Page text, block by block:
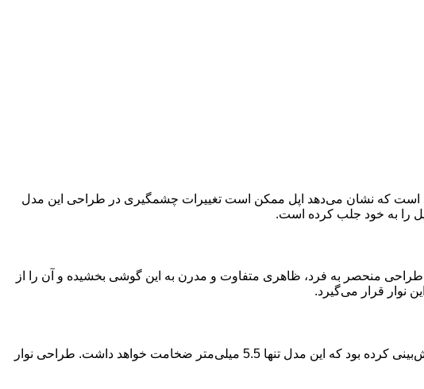
شده در فضای مجازی، تصویری از طراحی احتمالی آیفون 17 ایر منتشر شده است که نشان می‌دهد اپل ممکن است تغییرات چشمگیری در طراحی این مدل
شده است. این طراحی منحصر به فرد، ظاهری متفاوت و مدرن به این گوشی بخشیده و آن را از
این طراحی جدید، شایعات قبلی در مورد ضخامت بسیار کم آیفون 17 ایر را تأیید می‌کند. تحلیلگر معروف اپل، مینگ-چی کو، پیش‌بینی کرده بود که این مدل تنها 5.5 میلی‌متر ضخامت خواهد داشت. طراحی نوار